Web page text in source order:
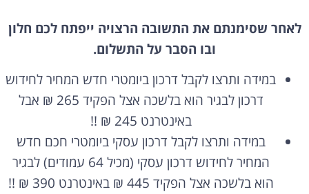
לאחר שסימנתם את התשובה הרצויה ייפתח לכם חלון
ובו הסבר על התשלום.
במידה ותרצו לקבל דרכון ביומטרי חדש המחיר לחידוש
דרכון לבגיר הוא בלשכה אצל הפקיד 265 ₪ אבל
באינטרנט 245 ₪ !!
במידה ותרצו לקבל דרכון עסקי ביומטרי חכם חדש
המחיר לחידוש דרכון עסקי (מכיל 64 עמודים) לבגיר
הוא בלשכה אצל הפקיד 445 ₪ באינטרנט 390 ₪ !!